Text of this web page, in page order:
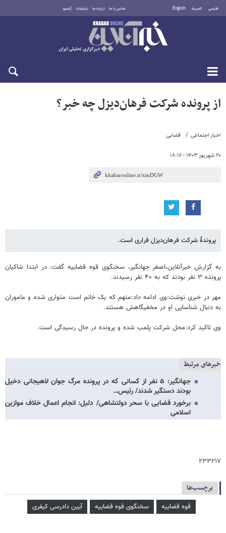
فارسی العربية English تماس با ما درباره ما تبلیغات آرشیو
جمعه ۱۶ مرداد ۱۴۰۵
اخبار اجتماعی قضایی
۲۰ شهریور ۱۴۰۳ - ۱۸:۱۶
از پرونده شرکت فرهان‌دیزل چه خبر؟
پروندۀ شرکت فرهان‌دیزل فراری است.
به گزارش خبرآنلاین،اصغر جهانگیر، سخنگوی قوه قضاییه گفت: در ابتدا شاکیان
پرونده ۳ نفر بودند که به ۴۰ نفر رسیدند.
مهر در خبری نوشت:وی ادامه داد:متهم که یک خانم است متواری شده و ماموران
به دنبال شناسایی او در مخفیگاهش هستند.
وی تاکید کرد:محل شرکت پلمب شده و پرونده در حال رسیدگی است.
خبرهای مرتبط
جهانگیر: ۵ نفر از کسانی که در پرونده مرگ جوان لاهیجانی دخیل
بودند دستگیر شدند/ رئیس…
برخورد قضایی با سحر دولتشاهی/ دلیل: انجام اعمال خلاف موازین
اسلامی
۲۳۳۲۱۷
برچسب‌ها
قوه قضاییه سخنگوی قوه قضاییه آیین دادرسی کیفری